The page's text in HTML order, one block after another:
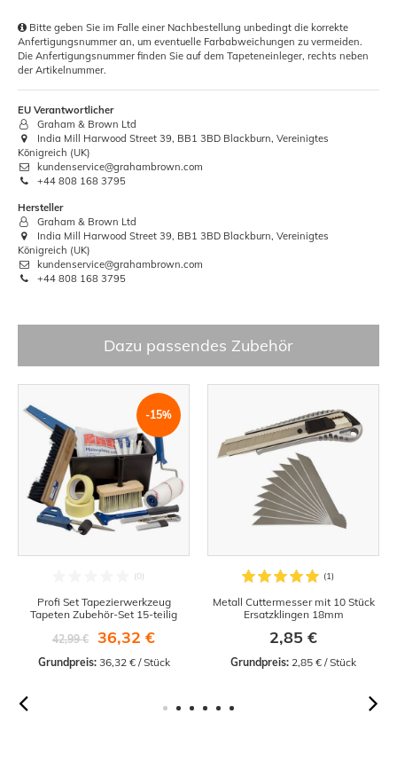
Bitte geben Sie im Falle einer Nachbestellung unbedingt die korrekte
Anfertigungsnummer an, um eventuelle Farbabweichungen zu vermeiden.
Die Anfertigungsnummer finden Sie auf dem Tapeteneinleger, rechts neben
der Artikelnummer.
EU Verantwortlicher
Graham & Brown Ltd
India Mill Harwood Street 39, BB1 3BD Blackburn, Vereinigtes
Königreich (UK)
kundenservice@grahambrown.com
+44 808 168 3795
Hersteller
Graham & Brown Ltd
India Mill Harwood Street 39, BB1 3BD Blackburn, Vereinigtes
Königreich (UK)
kundenservice@grahambrown.com
+44 808 168 3795
Dazu passendes Zubehör
-15%
Profi Set Tapezierwerkzeug
Tapeten Zubehör-Set 15-teilig
42,99 €
36,32 €
Grundpreis: 36,32 € / Stück
Metall Cuttermesser mit 10 Stück
Ersatzklingen 18mm
2,85 €
Grundpreis: 2,85 € / Stück